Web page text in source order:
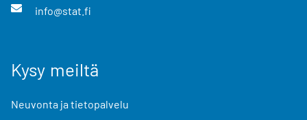
info@stat.fi
Kysy meiltä
Neuvonta ja tietopalvelu